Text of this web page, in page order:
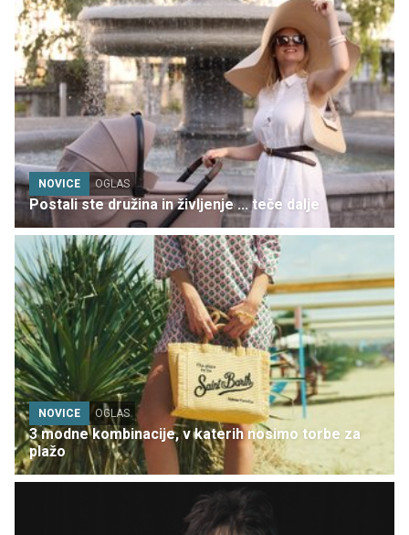
NOVICE OGLAS
Postali ste družina in življenje ... teče dalje
NOVICE OGLAS
3 modne kombinacije, v katerih nosimo torbe za
plažo